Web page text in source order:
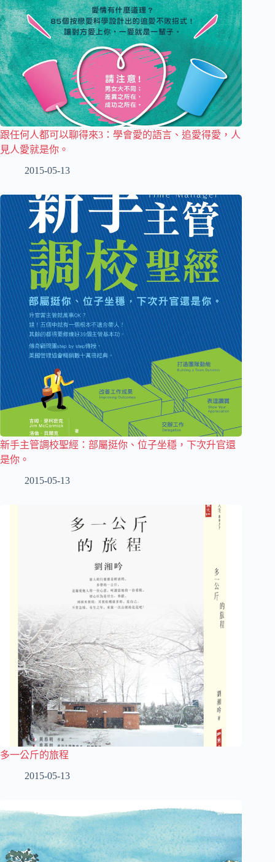
跟任何人都可以聊得來3：學會愛的語言、追愛得愛，人
見人愛就是你。
2015-05-13
新手主管調校聖經：部屬挺你、位子坐穩，下次升官還
是你。
2015-05-13
多一公斤的旅程
2015-05-13